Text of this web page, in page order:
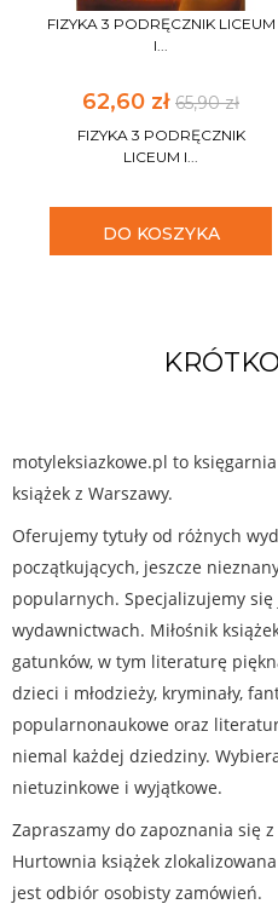
FIZYKA 3 PODRĘCZNIK LICEUM
I...
62,60 zł 65,90 zł
FIZYKA 3 PODRĘCZNIK
LICEUM I...
DO KOSZYKA
motyleksiazkowe.pl to
książek z Warszawy.
Oferujemy tytuły od różnych
początkujących, jeszcze
popularnych. Specjalizujemy
wydawnictwach. Miłośnik
gatunków, w tym literaturę
dzieci i młodzieży, kryminały,
popularnonaukowe oraz
niemal każdej dziedziny.
nietuzinkowe i wyjątkowe.
Zapraszamy do zapoznania się
Hurtownia książek
jest odbiór osobisty zamówień.